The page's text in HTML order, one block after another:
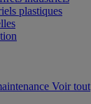
plastiques
Voir tout